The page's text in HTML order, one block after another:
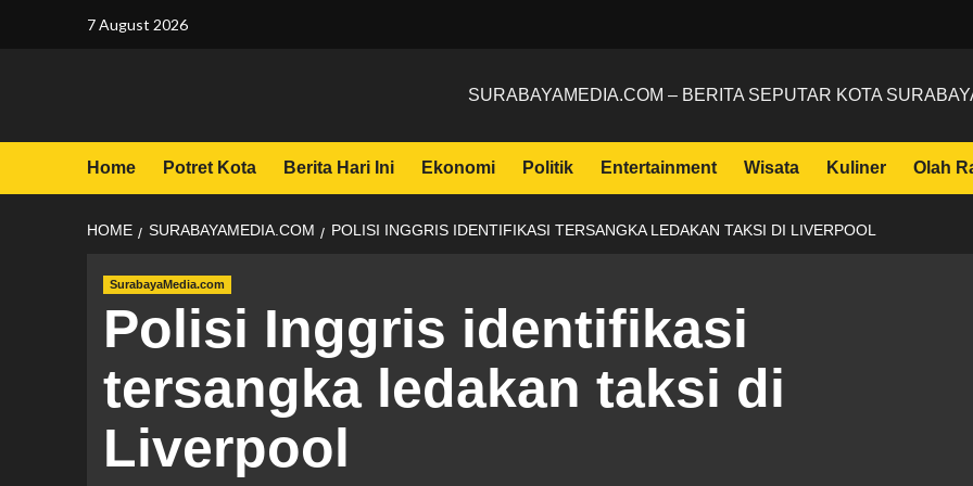
7 August 2026
SURABAYAMEDIA.COM – BERITA SEPUTAR KOTA
Home Potret Kota Berita Hari Ini Ekonomi Politik Entertainment Wisata Kuliner Olah
HOME SURABAYAMEDIA.COM POLISI INGGRIS IDENTIFIKASI TERSANGKA LEDAKAN TAKSI DI LIVERPOOL
SurabayaMedia.com
Polisi Inggris identifikasi
tersangka ledakan taksi di
Liverpool